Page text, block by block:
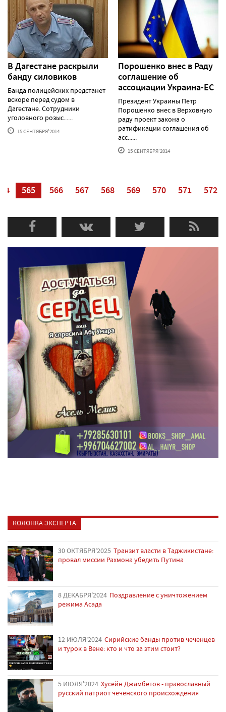
В Дагестане раскрыли
банду силовиков
Банда полицейских предстанет
вскоре перед судом в
Дагестане. Сотрудники
уголовного розыс......
15 СЕНТЯБРЯ'2014
Порошенко внес в Раду
соглашение об
ассоциации Украина-ЕС
Президент Украины Петр
Порошенко внес в Верховную
раду проект закона о
ратификации соглашения об
асс......
15 СЕНТЯБРЯ'2014
565 566 567 568 569 570 571 572
КОЛОНКА ЭКСПЕРТА
30 ОКТЯБРЯ'2025 Транзит власти в Таджикистане:
провал миссии Рахмона убедить Путина
8 ДЕКАБРЯ'2024 Поздравление с уничтожением
режима Асада
12 ИЮЛЯ'2024 Сирийские банды против чеченцев
и турок в Вене: кто и что за этим стоит?
5 ИЮЛЯ'2024 Хусейн Джамбетов - православный
русский патриот чеченского происхождения